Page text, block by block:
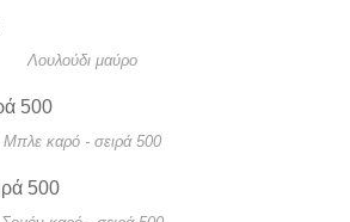
Λουλούδι μαύρο
Μπλε καρό - σειρά 500